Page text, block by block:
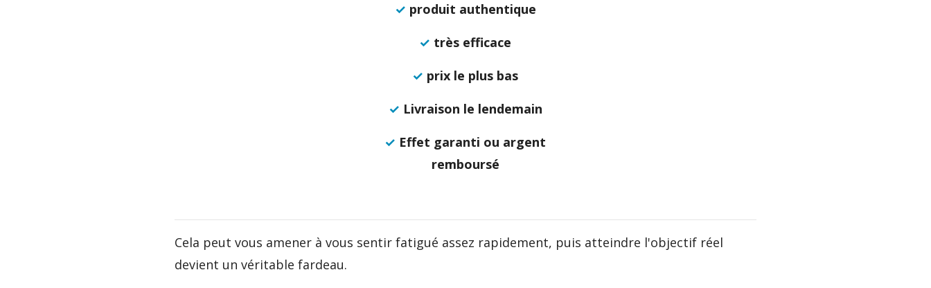
✓ produit authentique
✓ très efficace
✓ prix le plus bas
✓ Livraison le lendemain
✓ Effet garanti ou argent
remboursé
Cela peut vous amener à vous sentir fatigué assez rapidement, puis atteindre l'objectif réel
devient un véritable fardeau.